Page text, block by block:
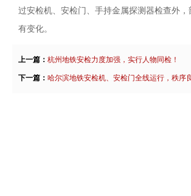
过安检机、安检门、手持金属探测器检查外
有变化。
上一篇： 杭州地铁安检力度加强，实行人物同检！
下一篇： 哈尔滨地铁安检机、安检门全线运行，秩序